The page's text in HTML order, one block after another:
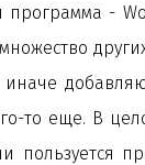
программа -
то еще. В
пользуется